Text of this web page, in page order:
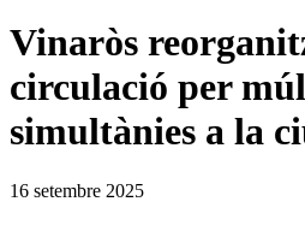
Vinaròs
circulació per
simultànies a la
16 setembre 2025